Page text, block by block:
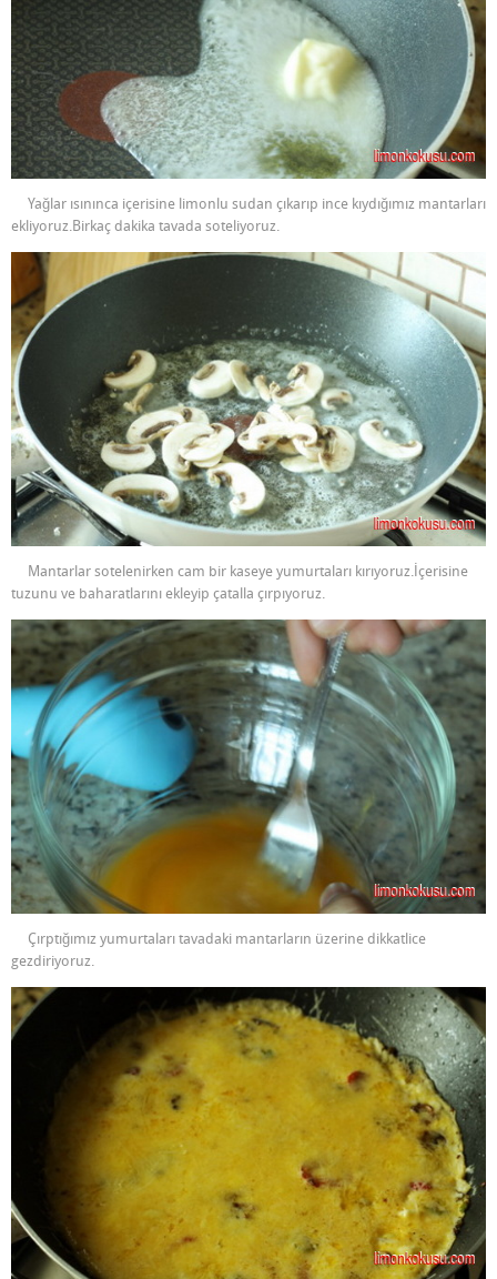
Yağlar ısınınca içerisine limonlu sudan çıkarıp ince kıydığımız mantarları
ekliyoruz.Birkaç dakika tavada soteliyoruz.
Mantarlar sotelenirken cam bir kaseye yumurtaları kırıyoruz.İçerisine
tuzunu ve baharatlarını ekleyip çatalla çırpıyoruz.
Çırptığımız yumurtaları tavadaki mantarların üzerine dikkatlice
gezdiriyoruz.